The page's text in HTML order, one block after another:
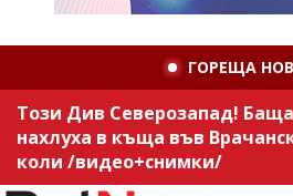
ГОРЕЩА
Този Див Северозапад!
нахлуха в къща във
коли /видео+снимки/